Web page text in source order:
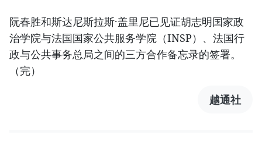
阮春胜和斯达尼斯拉斯·盖里尼已见证胡志明国家政
治学院与法国国家公共服务学院（INSP）、法国行
政与公共事务总局之间的三方合作备忘录的签署。
（完）
越通社